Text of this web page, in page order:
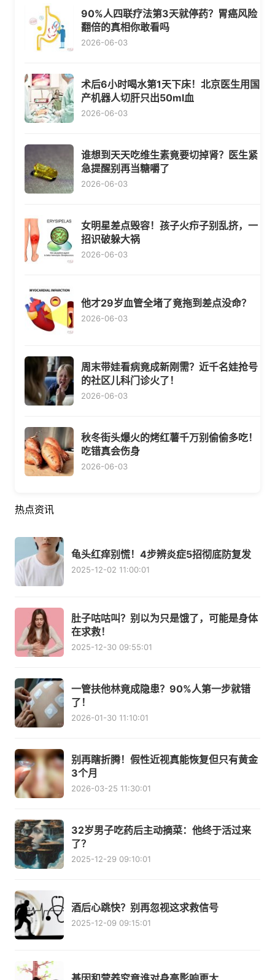
90%人四联疗法第3天就停药？胃癌风险
翻倍的真相你敢看吗
2026-06-03
术后6小时喝水第1天下床！北京医生用国
产机器人切肝只出50ml血
2026-06-03
谁想到天天吃维生素竟要切掉肾？医生紧
急提醒别再当糖嚼了
2026-06-03
女明星差点毁容！孩子火疖子别乱挤，一
招识破躲大祸
2026-06-03
他才29岁血管全堵了竟拖到差点没命？
2026-06-03
周末带娃看病竟成新刚需？近千名娃抢号
的社区儿科门诊火了！
2026-06-03
秋冬街头爆火的烤红薯千万别偷偷多吃！
吃错真会伤身
2026-06-03
热点资讯
龟头红痒别慌！4步辨炎症5招彻底防复发
2025-12-02 11:00:01
肚子咕咕叫？别以为只是饿了，可能是身体
在求救！
2025-12-30 09:55:01
一管扶他林竟成隐患？90%人第一步就错
了！
2026-01-30 11:10:01
别再瞎折腾！假性近视真能恢复但只有黄金
3个月
2026-03-25 11:30:01
32岁男子吃药后主动摘菜：他终于活过来
了？
2025-12-29 09:10:01
酒后心跳快？别再忽视这求救信号
2025-12-09 09:15:01